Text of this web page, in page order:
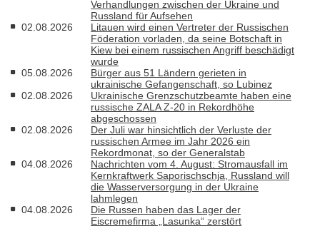
Verhandlungen zwischen der Ukraine und
Russland für Aufsehen
02.08.2026
Litauen wird einen Vertreter der Russischen
Föderation vorladen, da seine Botschaft in
Kiew bei einem russischen Angriff beschädigt
wurde
05.08.2026
Bürger aus 51 Ländern gerieten in
ukrainische Gefangenschaft, so Lubinez
02.08.2026
Ukrainische Grenzschutzbeamte haben eine
russische ZALA Z-20 in Rekordhöhe
abgeschossen
02.08.2026
Der Juli war hinsichtlich der Verluste der
russischen Armee im Jahr 2026 ein
Rekordmonat, so der Generalstab
04.08.2026
Nachrichten vom 4. August: Stromausfall im
Kernkraftwerk Saporischschja, Russland will
die Wasserversorgung in der Ukraine
lahmlegen
04.08.2026
Die Russen haben das Lager der
Eiscremefirma „Lasunka“ zerstört